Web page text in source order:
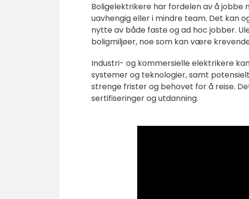
Boligelektrikere har fordelen av å jobbe
uavhengig eller i mindre team. Det kan
nytte av både faste og ad hoc jobber.
boligmiljøer, noe som kan være
Industri- og kommersielle elektrikere
systemer og teknologier, samt
strenge frister og behovet for å reise.
sertifiseringer og utdanning.